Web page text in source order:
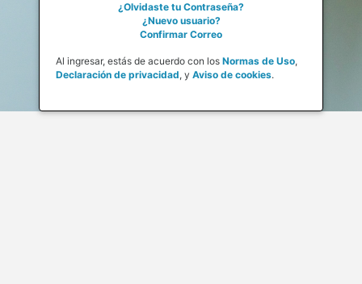
¿Olvidaste tu Contraseña?
¿Nuevo usuario?
Confirmar Correo
Al ingresar, estás de acuerdo con los Normas de Uso,
Declaración de privacidad, y Aviso de cookies.